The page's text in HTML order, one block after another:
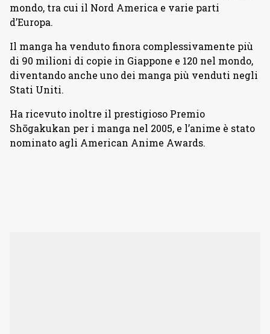
mondo, tra cui il Nord America e varie parti
d’Europa.
Il manga ha venduto finora complessivamente più
di 90 milioni di copie in Giappone e 120 nel mondo,
diventando anche uno dei manga più venduti negli
Stati Uniti.
Ha ricevuto inoltre il prestigioso Premio
Shōgakukan per i manga nel 2005, e l’anime è stato
nominato agli American Anime Awards.